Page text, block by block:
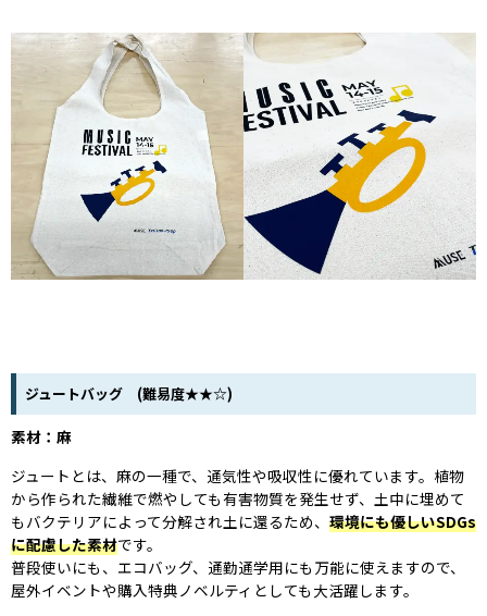
ジュートバッグ (難易度★★☆)
素材：麻
ジュートとは、麻の一種で、通気性や吸収性に優れています。植物
から作られた繊維で燃やしても有害物質を発生せず、土中に埋めて
もバクテリアによって分解され土に還るため、 環境にも優しいSDGs
に配慮した素材です。
普段使いにも、エコバッグ、通勤通学用にも万能に使えますので、
屋外イベントや購入特典ノベルティとしても大活躍します。